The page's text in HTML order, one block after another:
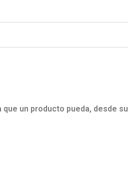
un producto pueda, desde su